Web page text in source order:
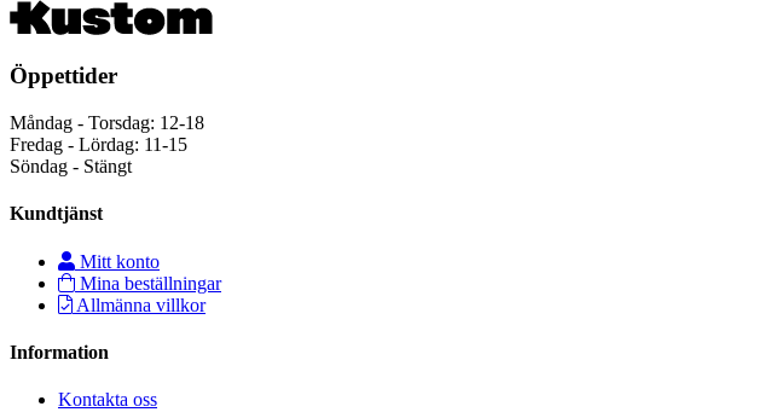
Öppettider
Måndag - Torsdag: 12-18
Fredag - Lördag: 11-15
Söndag - Stängt
Kundtjänst
Mitt konto
Mina beställningar
Allmänna villkor
Information
Kontakta oss